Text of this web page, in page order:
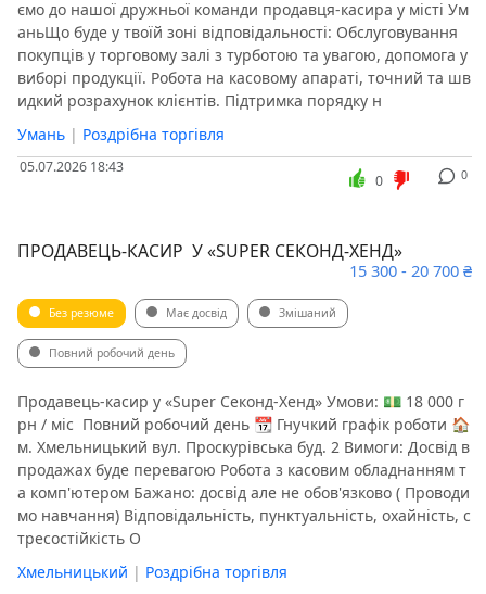
ємо до нашої дружньої команди продавця-касира у місті Ум
аньЩо буде у твоїй зоні відповідальності: Обслуговування
покупців у торговому залі з турботою та увагою, допомога у
виборі продукції. Робота на касовому апараті, точний та шв
идкий розрахунок клієнтів. Підтримка порядку н
Умань | Роздрібна торгівля
05.07.2026 18:43 0
0
ПРОДАВЕЦЬ-КАСИР У «SUPER СЕКОНД-ХЕНД»
15 300 - 20 700 ₴
Без резюме Має досвід Змішаний
Повний робочий день
Продавець-касир у «Super Секонд-Хенд» Умови: 💵 18 000 г
рн / міс ️ Повний робочий день 📆 Гнучкий графік роботи 🏠
м. Хмельницький вул. Проскурівська буд. 2 Вимоги: ️Досвід в
продажах буде перевагою ️Робота з касовим обладнанням т
а комп'ютером ️Бажано: досвід але не обов'язково ( Проводи
мо навчання) ️Відповідальність, пунктуальність, охайність, с
тресостійкість О
Хмельницький | Роздрібна торгівля